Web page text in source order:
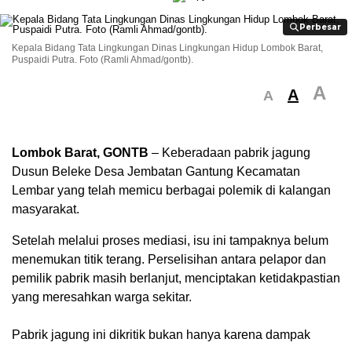
Perbesar
Perbesar
Kepala Bidang Tata Lingkungan Dinas Lingkungan Hidup Lombok Barat,
Puspaidi Putra. Foto (Ramli Ahmad/gontb).
A A A
Lombok Barat, GONTB – Keberadaan pabrik jagung
Dusun Beleke Desa Jembatan Gantung Kecamatan
Lembar yang telah memicu berbagai polemik di kalangan
masyarakat.
Setelah melalui proses mediasi, isu ini tampaknya belum
menemukan titik terang. Perselisihan antara pelapor dan
pemilik pabrik masih berlanjut, menciptakan ketidakpastian
yang meresahkan warga sekitar.
Pabrik jagung ini dikritik bukan hanya karena dampak